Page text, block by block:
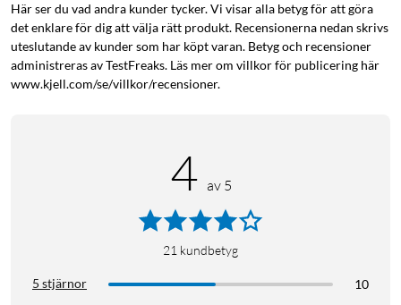
Här ser du vad andra kunder tycker. Vi visar alla betyg för att göra
det enklare för dig att välja rätt produkt. Recensionerna nedan skrivs
uteslutande av kunder som har köpt varan. Betyg och recensioner
administreras av TestFreaks. Läs mer om villkor för publicering här
www.kjell.com/se/villkor/recensioner.
4 av 5
21 kundbetyg
5 stjärnor
10